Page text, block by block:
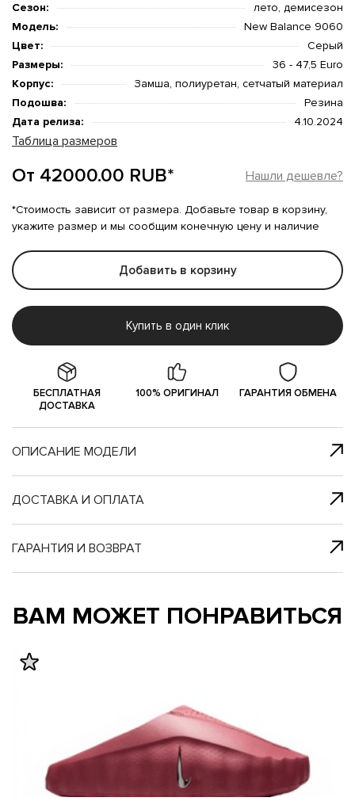
Сезон:
лето, демисезон
Модель:
New Balance 9060
Цвет:
Серый
Размеры:
36 - 47,5 Euro
Корпус:
Замша, полиуретан, сетчатый материал
Подошва:
Резина
Дата релиза:
4.10.2024
Таблица размеров
От 42000.00 RUB* Нашли дешевле?
*Стоимость зависит от размера. Добавьте товар в корзину,
укажите размер и мы сообщим конечную цену и наличие
Добавить в корзину
Купить в один клик
клик
и в
наш
БЕСПЛАТНАЯ
ДОСТАВКА
100% ОРИГИНАЛ ГАРАНТИЯ ОБМЕНА
ОПИСАНИЕ МОДЕЛИ
ДОСТАВКА И ОПЛАТА
ГАРАНТИЯ И ВОЗВРАТ
ВАМ МОЖЕТ ПОНРАВИТЬСЯ
с нами
и в
наш